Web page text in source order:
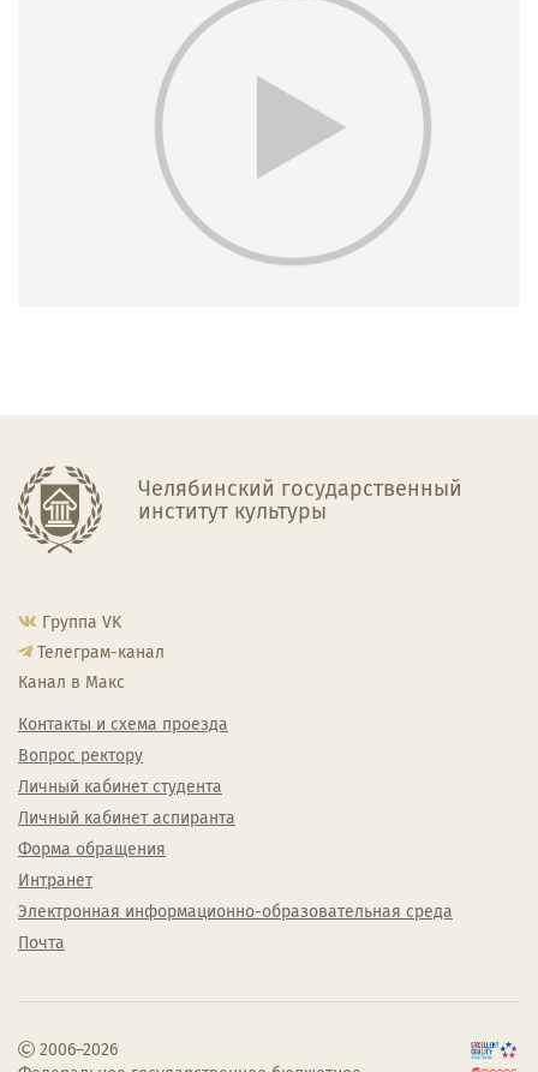
Челябинский государственный
институт культуры
Группа VK
Телеграм-канал
Канал в Макс
Контакты и схема проезда
Вопрос ректору
Личный кабинет студента
Личный кабинет аспиранта
Форма обращения
Интранет
Электронная информационно-образовательная среда
Почта
2006–2026